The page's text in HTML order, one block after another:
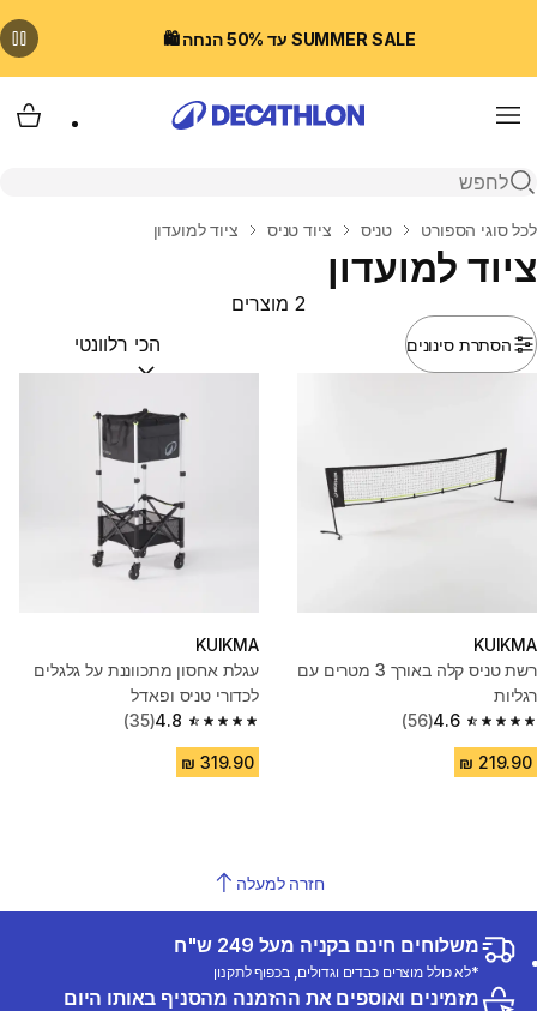
SUMMER SALE עד 50% הנחה 🛍️
Menu
פתיחת חיפוש
בית
לכל סוגי הספורט טניס ציוד טניס ציוד למועדון
ציוד למועדון
הסתרת סינונים
2 מוצרים
מיין לפי:(optional)
KUIKMA
רשת טניס קלה באורך 3 מטרים עם
רגליות
4.6
4.6 out of 5 stars from 56 reviews
(56)
KUIKMA
עגלת אחסון מתכווננת על גלגלים
לכדורי טניס ופאדל
4.8
4.8 out of 5 stars from 35 reviews
(35)
חזרה למעלה
משלוחים חינם בקניה מעל 249 ש"ח
*לא כולל מוצרים כבדים וגדולים, בכפוף לתקנון
מזמינים ואוספים את ההזמנה מהסניף באותו היום